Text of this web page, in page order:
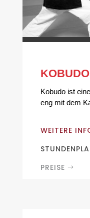
KOBUDO
Kobudo ist
eng mit dem
WEITERE
PREISE